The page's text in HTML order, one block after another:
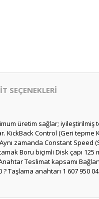
SEÇENEKLERİ
üretim sağlar; iyileştirilmiş
KickBack Control (Geri
zamanda Constant Speed
Boru biçimli Disk çapı 125
Teslimat kapsamı
Taşlama anahtarı 1 607 950